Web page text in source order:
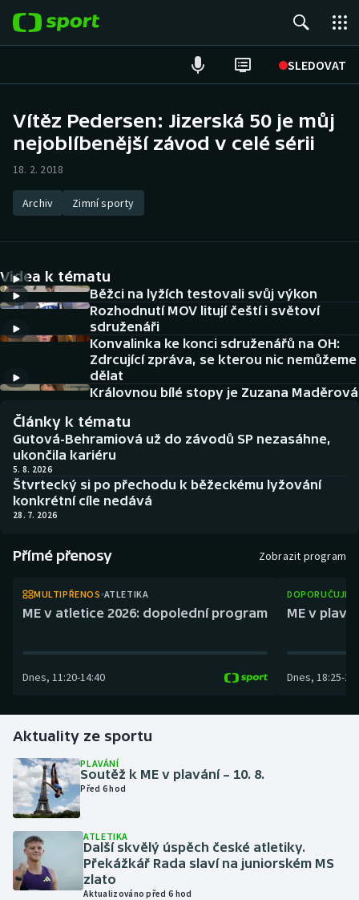
SLEDOVAT
Hokej
Atletika
DALŠÍ SPORTY
Americký fotbal
Baseball a softbal
Biatlon
Boby a skeleton
Curling
Dostihy
Futsal
Golf
Gymnastika
Házená
Jezdectví
Judo
NEPŘEHLÉDNĚTE
Aplikace ČT sport
AZ kvíz
Vítěz Pedersen: Jizerská 50 je můj
nejoblíbenější závod v celé sérii
18. 2. 2018
Archiv Zimní sporty
Videa k tématu
Běžci na lyžích testovali svůj výkon
Rozhodnutí MOV litují čeští i světoví
sdruženáři
Konvalinka ke konci sdruženářů na OH:
Zdrcující zpráva, se kterou nic nemůžeme
dělat
Královnou bílé stopy je Zuzana Maděrová
Články k tématu
Gutová-Behramiová už do závodů SP nezasáhne,
ukončila kariéru
5. 8. 2026
Štvrtecký si po přechodu k běžeckému lyžování
konkrétní cíle nedává
28. 7. 2026
Přímé přenosy Zobrazit program
MULTIPŘENOS ATLETIKA
ME v atletice 2026: dopolední program
Dnes, 11:20-14:40
ME v
Dnes, 18:25-
Aktuality ze sportu
PLAVÁNÍ
Soutěž k ME v plavání – 10. 8.
Před 6 hod
ATLETIKA
Další skvělý úspěch české atletiky.
Překážkář Rada slaví na juniorském MS
zlato
Aktualizováno před 6 hod